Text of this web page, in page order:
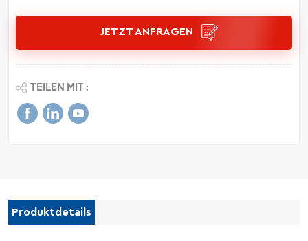
JETZT ANFRAGEN
TEILEN MIT :
Produktdetails